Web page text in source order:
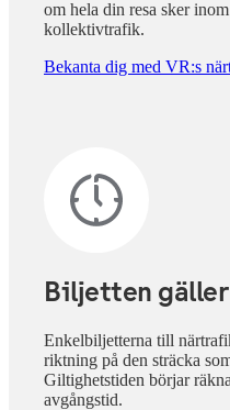
om hela din resa sker
kollektivtrafik.
Bekanta dig med VR:s
Biljetten
Enkelbiljetterna till
riktning på den sträcka
Giltighetstiden börjar
avgångstid.